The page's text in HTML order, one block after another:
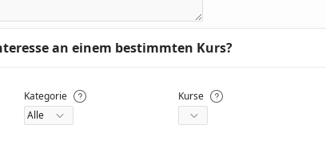
an einem bestimmten Kurs?
Kategorie Kurse